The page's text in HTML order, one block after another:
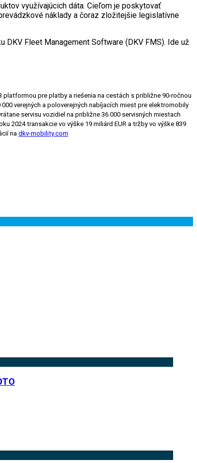
využívajúcich dáta. Cieľom je poskytovať
náklady a čoraz zložitejšie legislatívne
DKV Fleet Management Software (DKV FMS). Ide už
pre platby a riešenia na cestách s približne 90-ročnou
verejných a poloverejných nabíjacích miest pre elektromobily
servisu vozidiel na približne 36 000 servisných miestach
2024 transakcie vo výške 19 miliárd EUR a tržby vo výške 839
na dkv-mobility.com